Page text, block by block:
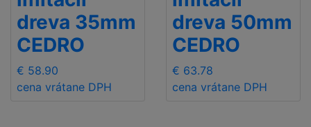
dreva 35mm
CEDRO
€ 58.90
cena vrátane DPH
dreva 50mm
CEDRO
€ 63.78
cena vrátane DPH